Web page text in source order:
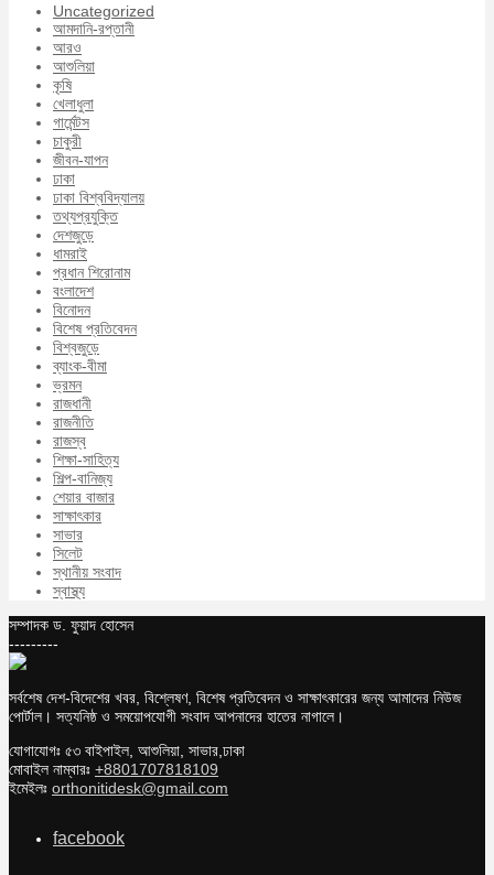
Uncategorized
আমদানি-রপ্তানী
আরও
আশুলিয়া
কৃষি
খেলাধুলা
গার্মেন্টস
চাকুরী
জীবন-যাপন
ঢাকা
ঢাকা বিশ্ববিদ্যালয়
তথ্যপ্রযুক্তি
দেশজুড়ে
ধামরাই
প্রধান শিরোনাম
বংলাদেশ
বিনোদন
বিশেষ প্রতিবেদন
বিশ্বজুড়ে
ব্যাংক-বীমা
ভ্রমন
রাজধানী
রাজনীতি
রাজস্ব
শিক্ষা-সাহিত্য
শিল্প-বানিজ্য
শেয়ার বাজার
সাক্ষাৎকার
সাভার
সিলেট
স্থানীয় সংবাদ
স্বাস্থ্য
সম্পাদক ড. ফুয়াদ হোসেন
---------
সর্বশেষ দেশ-বিদেশের খবর, বিশ্লেষণ, বিশেষ প্রতিবেদন ও সাক্ষাৎকারের জন্য আমাদের নিউজ
পোর্টাল। সত্যনিষ্ঠ ও সময়োপযোগী সংবাদ আপনাদের হাতের নাগালে।
যোগাযোগঃ ৫৩ বাইপাইল, আশুলিয়া, সাভার,ঢাকা
মোবাইল নাম্বারঃ +8801707818109
ইমেইলঃ orthonitidesk@gmail.com
facebook